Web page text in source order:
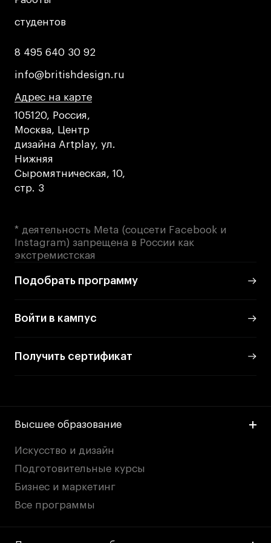
Все программы
Для школьников
Интенсивы
Среднесрочные
Долгосрочные
Все программы
О школе
События
Блог
Связи с индустрией
Условия поступления
Стоимость обучения
Иностранным студентам
Вопросы и ответы
студентов
студентов
8 495 640 30 92
8 495 640 30 92
info@britishdesign.ru
info@britishdesign.ru
Адрес на карте
Адрес на карте
Адрес на карте
105120, Россия,
Москва, Центр
дизайна Artplay, ул.
Нижняя
Сыромятническая, 10,
стр. 3
* деятельность Meta (соцсети Facebook и
Instagram) запрещена в России как
экстремистская
Подобрать программу
Войти в кампус
Получить сертификат
Высшее образование
Искусство и дизайн
Подготовительные курсы
Бизнес и маркетинг
Все программы